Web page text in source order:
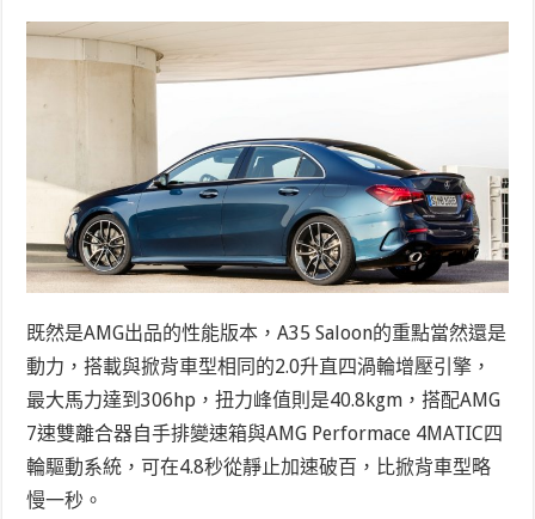
既然是AMG出品的性能版本，A35 Saloon的重點當然還是
動力，搭載與掀背車型相同的2.0升直四渦輪增壓引擎，
最大馬力達到306hp，扭力峰值則是40.8kgm，搭配AMG
7速雙離合器自手排變速箱與AMG Performace 4MATIC四
輪驅動系統，可在4.8秒從靜止加速破百，比掀背車型略
慢一秒。